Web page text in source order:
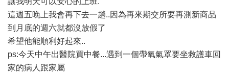
這週五晚上我會再下去一趟..因為再來期交所要再測新商品
到月底的週六就都沒放假了
希望他能順利好起來..
ps:今天中午出醫院買中餐...遇到一個帶氧氣罩要坐救護車回
家的病人跟家屬